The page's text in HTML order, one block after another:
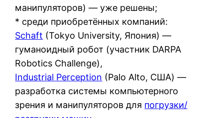
манипуляторов) — уже решены;
* среди приобретённых компаний:
Schaft (Tokyo University, Япония) —
гуманоидный робот (участник DARPA
Robotics Challenge),
Industrial Perception (Palo Alto, США) —
разработка системы компьютерного
зрения и манипуляторов для погрузки/